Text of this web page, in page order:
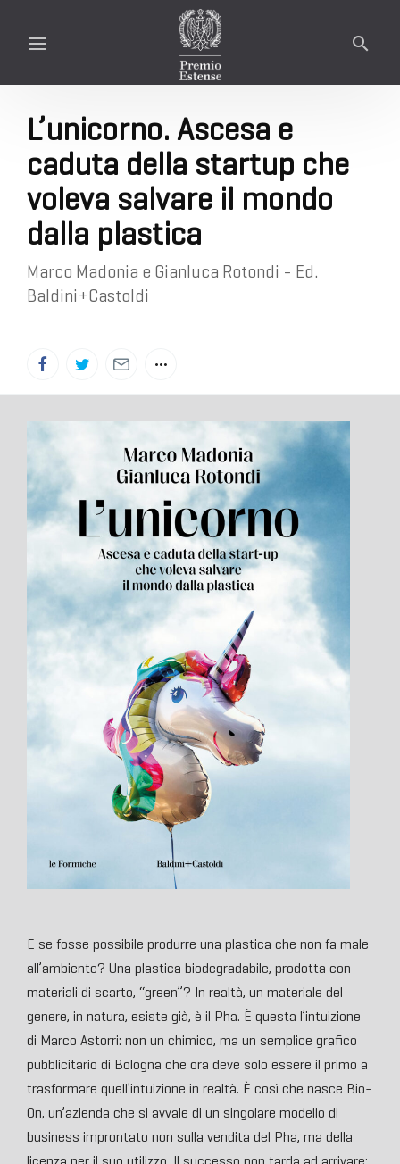
L’unicorno. Ascesa e
caduta della startup che
voleva salvare il mondo
dalla plastica
Marco Madonia e Gianluca Rotondi - Ed.
Baldini+Castoldi
E se fosse possibile produrre una plastica che non fa male
all’ambiente? Una plastica biodegradabile, prodotta con
materiali di scarto, “green”? In realtà, un materiale del
genere, in natura, esiste già, è il Pha. È questa l’intuizione
di Marco Astorri: non un chimico, ma un semplice grafico
pubblicitario di Bologna che ora deve solo essere il primo a
trasformare quell’intuizione in realtà. È così che nasce Bio-
On, un’azienda che si avvale di un singolare modello di
business improntato non sulla vendita del Pha, ma della